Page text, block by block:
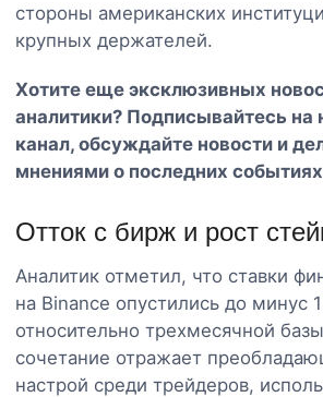
стороны американских
крупных держателей.
Хотите еще эксклюзивных
аналитики? Подписывайтесь на
канал, обсуждайте новости и
мнениями о последних
Отток с бирж и рост
Аналитик отметил, что ставки
на Binance опустились до минус
относительно трехмесячной
сочетание отражает
настрой среди трейдеров,